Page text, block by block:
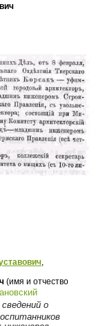
,
(имя и отчество
о